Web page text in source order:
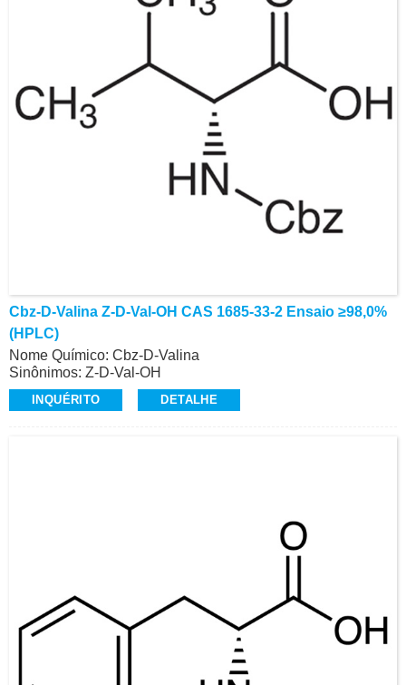
Cbz-D-Valina Z-D-Val-OH CAS 1685-33-2 Ensaio ≥98,0%
(HPLC)
Nome Químico: Cbz-D-Valina
Sinônimos: Z-D-Val-OH
CAS: 1685-33-2
Ensaio: ≥98,0% (HPLC)
INQUÉRITO DETALHE